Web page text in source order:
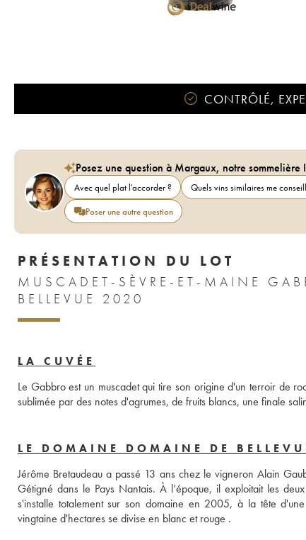
CONTRÔLÉ,
Posez une question à Margaux, notre sommelière
Avec quel plat l'accorder ? Quels vins similaires me
Poser une autre question
PRÉSENTATION DU LOT
MUSCADET-SÈVRE-ET-MAINE
BELLEVUE 2020
LA CUVÉE
Le Gabbro est un muscadet qui tire son origine d'un terroir de
sublimée par des notes d'agrumes, de fruits blancs, une finale
LE DOMAINE DOMAINE DE
Jérôme Bretaudeau a passé 13 ans chez le vigneron Alain
Gétigné dans le Pays Nantais. À l’époque, il exploitait les
s'installe totalement sur son domaine en 2005, à la tête
vingtaine d'hectares se divise en blanc et rouge .